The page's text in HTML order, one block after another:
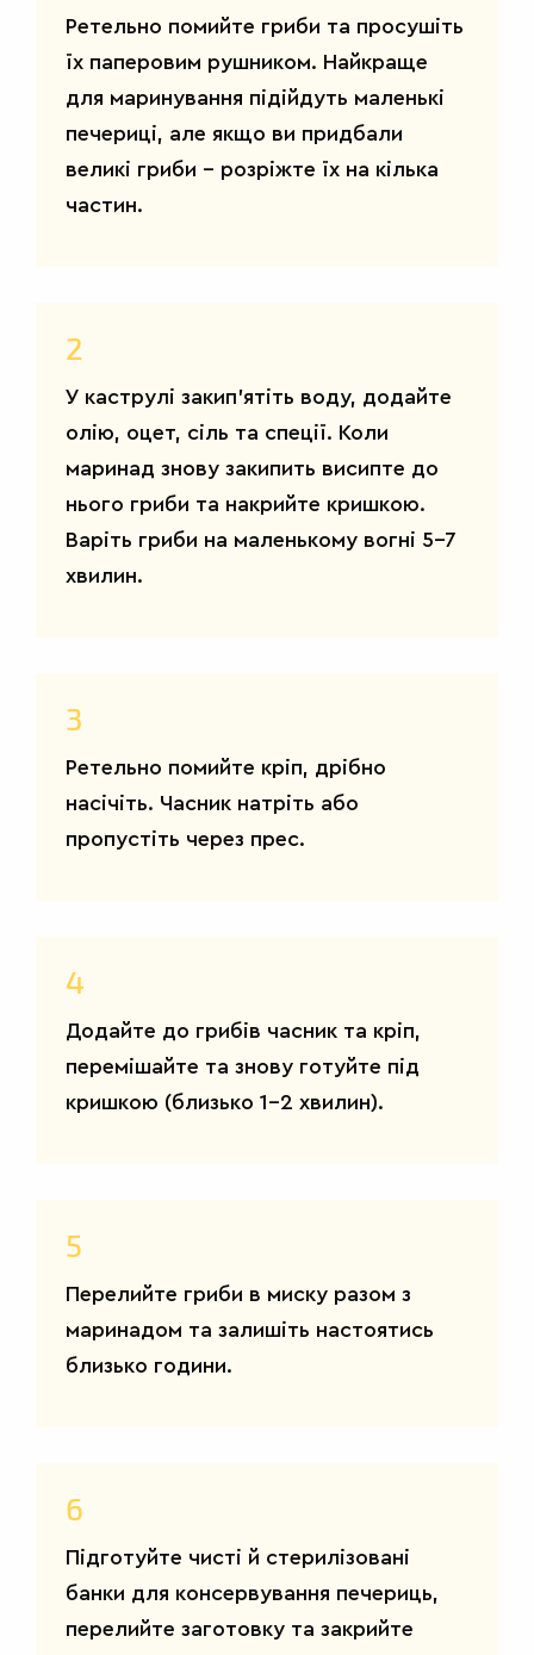
Ретельно помийте гриби та просушіть
їх паперовим рушником. Найкраще
для маринування підійдуть маленькі
печериці, але якщо ви придбали
великі гриби – розріжте їх на кілька
частин.
2
У каструлі закип’ятіть воду, додайте
олію, оцет, сіль та спеції. Коли
маринад знову закипить висипте до
нього гриби та накрийте кришкою.
Варіть гриби на маленькому вогні 5-7
хвилин.
3
Ретельно помийте кріп, дрібно
насічіть. Часник натріть або
пропустіть через прес.
4
Додайте до грибів часник та кріп,
перемішайте та знову готуйте під
кришкою (близько 1-2 хвилин).
5
Перелийте гриби в миску разом з
маринадом та залишіть настоятись
близько години.
6
Підготуйте чисті й стерилізовані
банки для консервування печериць,
перелийте заготовку та закрийте